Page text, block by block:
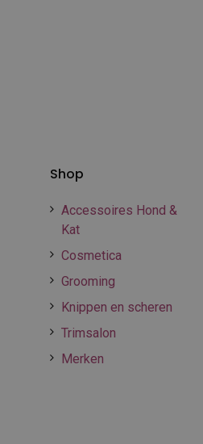
Shop
Accessoires Hond &
Kat
Cosmetica
Grooming
Knippen en scheren
Trimsalon
Merken